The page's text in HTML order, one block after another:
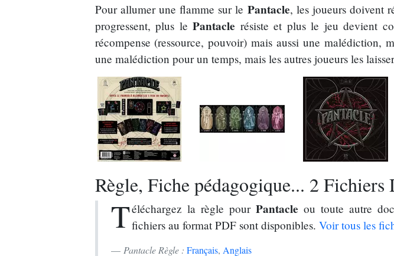
Pour allumer une flamme sur le Pantacle, les joueurs doivent
progressent, plus le Pantacle résiste et plus le jeu devient
récompense (ressource, pouvoir) mais aussi une malédiction,
une malédiction pour un temps, mais les autres joueurs les
Règle, Fiche pédagogique... 2 Fichiers
Téléchargez la règle pourPantacle ou toute autre
fichiers au format PDF sont disponibles.Voir tous les
Pantacle Règle : Français, Anglais